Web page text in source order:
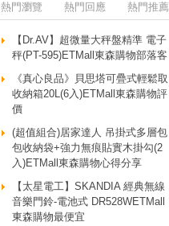
熱門瀏覽
熱門回應 熱門推薦
【Dr.AV】超微量大秤盤精準 電子
秤(PT-595)ETMall東森購物部落客
《真心良品》貝思塔可疊式輕鬆取
收納箱20L(6入)ETMall東森購物評
價
(超值組合)居家達人 吊掛式多層包
包收納袋+強力無痕貼實木掛勾(2
入)ETMall東森購物心得分享
【太星電工】SKANDIA 經典無線
音樂門鈴-電池式 DR528WETMall
東森購物最便宜